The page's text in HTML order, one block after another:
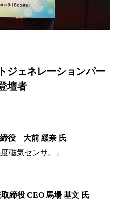
ジェネレーションパー
壇者
役 大前 緩奈 氏
磁気センサ。」
締役 CEO 馬場 基文 氏